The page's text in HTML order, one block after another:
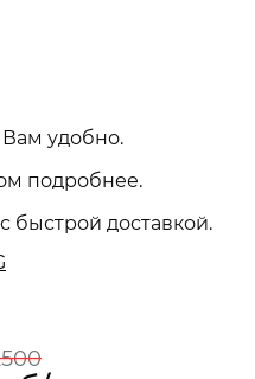
удобно.
подробнее.
быстрой доставкой.